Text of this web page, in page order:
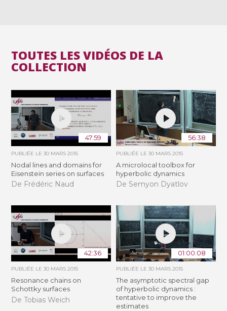
TOUTES LES VIDÉOS DE LA
COLLECTION
47:59
PUBLIÉE LE30 MARS 2015
Nodal lines and domains for
Eisenstein series on surfaces
De Frédéric Naud
56:38
PUBLIÉE LE 30 MARS 2015
A microlocal toolbox for
hyperbolic dynamics
De Semyon Dyatlov
42:36
PUBLIÉE LE30 MARS 2015
Resonance chains on
Schottky surfaces
De Tobias Weich
01:00:08
PUBLIÉE LE 30 MARS 2015
The asymptotic spectral gap
of hyperbolic dynamics :
tentative to improve the
estimates